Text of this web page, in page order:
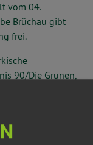
vom 04.
Brüchau gibt
frei.
90/Die Grünen,
es endlich
detailliert